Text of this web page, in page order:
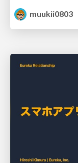
muukii0803